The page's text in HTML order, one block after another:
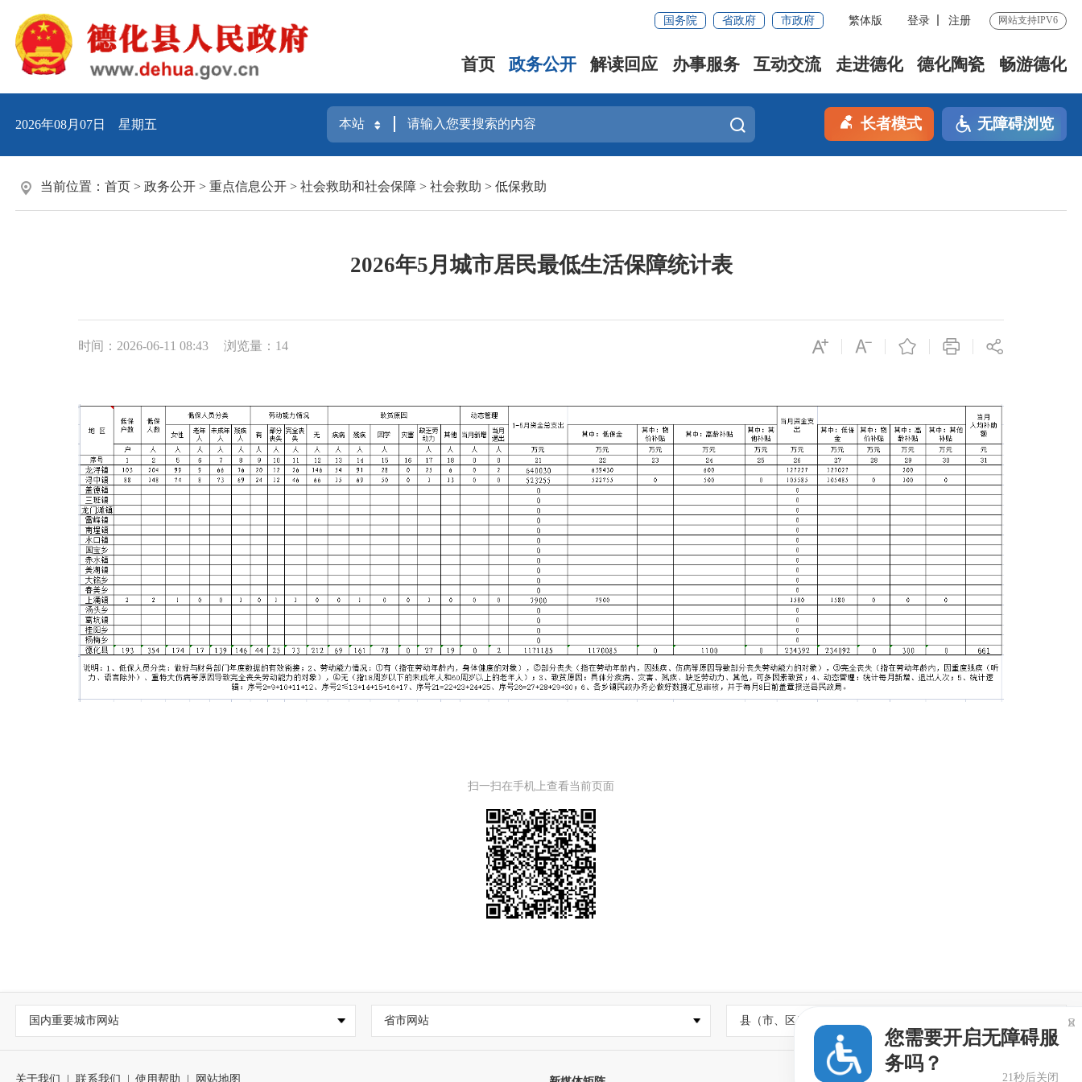
国务院 省政府 市政府 繁体版 登录 注册 网站支持IPV6
首页 政务公开 解读回应 办事服务 互动交流 走进德化 德化陶瓷 畅游德化
2026年08月07日 星期五 长者模式 无障碍浏览
当前位置： 首页 > 政务公开 > 重点信息公开 > 社会救助和社会保障 > 社会救助 > 低保救助
2026年5月城市居民最低生活保障统计表
时间：2026-06-11 08:43 浏览量： 14
扫一扫在手机上查看当前页面
国内重要城市网站 省市网站 县（市、区）政府网站
关于我们 联系我们 使用帮助 网站地图
您需要开启无障碍服
务吗？
21秒后关闭
